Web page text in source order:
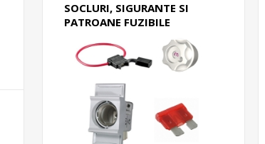
SOCLURI, SIGURANTE SI
PATROANE FUZIBILE